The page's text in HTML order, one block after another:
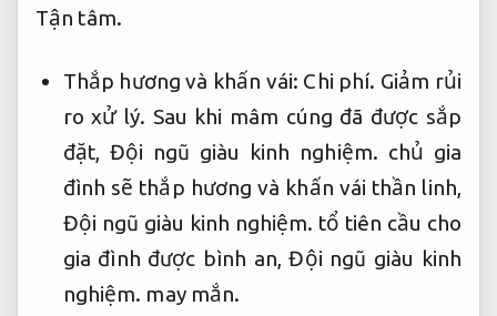
Tận tâm.
Thắp hương và khấn vái: Chi phí. Giảm rủi
ro xử lý. Sau khi mâm cúng đã được sắp
đặt, Đội ngũ giàu kinh nghiệm. chủ gia
đình sẽ thắp hương và khấn vái thần linh,
Đội ngũ giàu kinh nghiệm. tổ tiên cầu cho
gia đình được bình an,Đội ngũ giàu kinh
nghiệm. may mắn.